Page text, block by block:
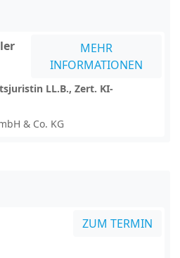
MEHR
INFORMATIONEN
LL.B., Zert. KI-
& Co. KG
ZUM TERMIN